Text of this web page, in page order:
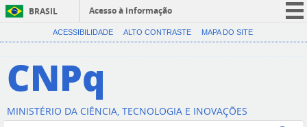
BRASIL
Acesso à informação
CORONAVÍRUS (COVID-19)
Canais
ACESSIBILIDADE ALTO CONTRASTE MAPA DO SITE
CNPq
MINISTÉRIO DA CIÊNCIA, TECNOLOGIA E INOVAÇÕES